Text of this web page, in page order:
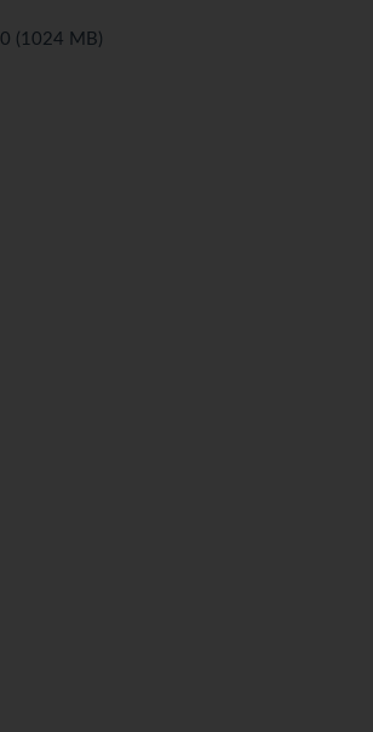
(1024 MB)